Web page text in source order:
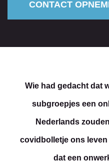
CONTACT
Wie had gedacht dat
subgroepjes een
Nederlands
covidbolletje ons
dat een